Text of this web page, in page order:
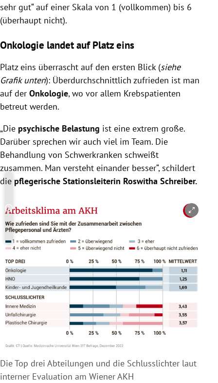
sehr gut“ auf einer Skala von 1 (vollkommen) bis 6
(überhaupt nicht).
Onkologie landet auf Platz eins
Platz eins überrascht auf den ersten Blick (siehe
Grafik unten): Überdurchschnittlich zufrieden ist man
auf der Onkologie, wo vor allem Krebspatienten
betreut werden.
„Die psychische Belastung ist eine extrem große.
Darüber sprechen wir auch viel im Team. Die
Behandlung von Schwerkranken schweißt
zusammen. Man versteht einander besser“, schildert
die pflegerische Stationsleiterin Roswitha Schreiber.
Copyright-Hinweis öffnen/schließen
Die Top drei Abteilungen und die Schlusslichter laut
interner Evaluation am Wiener AKH